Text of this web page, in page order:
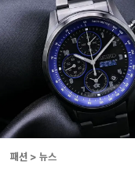
패션 > 뉴스